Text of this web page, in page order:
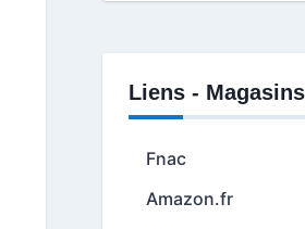
Liens - Magasins
Fnac
Amazon.fr